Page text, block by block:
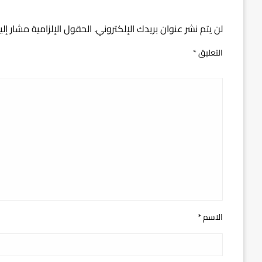
لن يتم نشر عنوان بريدك الإلكتروني.الحقول الإلزامية مشار
التعليق*
الاسم*